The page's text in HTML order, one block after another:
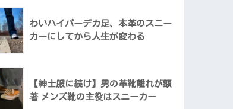
わいハイパーデカ足、本革のスニー
カーにしてから人生が変わる
【紳士服に続け】男の革靴離れが顕
著 メンズ靴の主役はスニーカー